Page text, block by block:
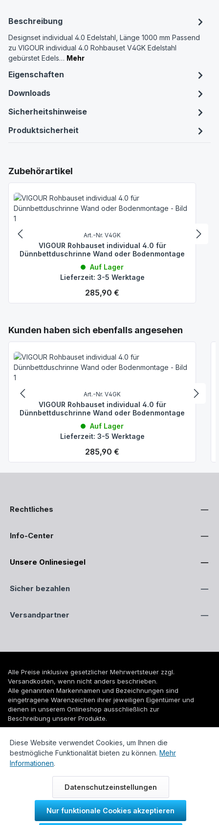
Beschreibung
Designset individual 4.0 Edelstahl, Länge 1000 mm Passend
zu VIGOUR individual 4.0 Rohbauset V4GK Edelstahl
gebürstet Edels… Mehr
Eigenschaften
Downloads
Sicherheitshinweise
Produktsicherheit
Produktgalerie überspringen
Zubehörartikel
Art.-Nr. V4GK
VIGOUR Rohbauset individual 4.0 für
Dünnbettduschrinne Wand oder Bodenmontage
Auf Lager
Lieferzeit: 3-5 Werktage
Regulärer Preis:
285,90 €
Produktgalerie überspringen
Kunden haben sich ebenfalls angesehen
Art.-Nr. V4GK
VIGOUR Rohbauset individual 4.0 für
Dünnbettduschrinne Wand oder Bodenmontage
Auf Lager
Lieferzeit: 3-5 Werktage
Regulärer Preis:
285,90 €
Rechtliches
Info-Center
Unsere Onlinesiegel
Sicher bezahlen
Versandpartner
Alle Preise inklusive gesetzlicher Mehrwertsteuer zzgl.
Versandkosten, wenn nicht anders beschrieben.
Alle genannten Markennamen und Bezeichnungen sind
eingetragene Warenzeichen ihrer jeweiligen Eigentümer und
dienen in unserem Onlineshop ausschließlich zur
Beschreibung unserer Produkte.
© 2026 WUH24.de - Weigel und Unger Heizungs- und
Sanitärtechnik GmbH
Diese Website verwendet Cookies, um Ihnen die
bestmögliche Funktionalität bieten zu können. Mehr
Informationen.
Datenschutzeinstellungen
Nur funktionale Cookies akzeptieren
Durch IT-Recht Kanzlei